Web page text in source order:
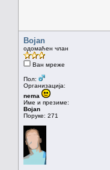
Bojan
одомаћен члан
Ван мреже
Пол:
Организација:
nema
Име и презиме:
Bojan
Поруке: 271